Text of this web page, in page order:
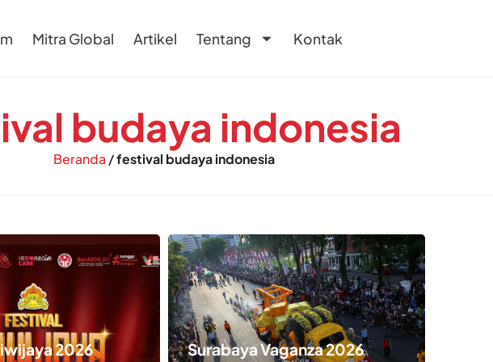
Mitra Global Artikel Tentang Kontak
budaya indonesia
Beranda /festival budaya indonesia
2026
Surabaya Vaganza 2026